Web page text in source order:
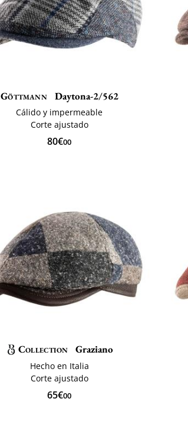
Göttmann Daytona-2/562
Cálido y impermeable
Corte ajustado
80€00
Collection Graziano
Hecho en Italia
Corte ajustado
65€00